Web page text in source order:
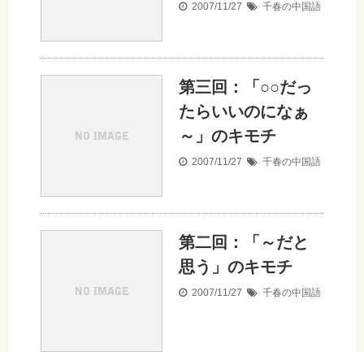
2007/11/27 千春の中国語
第三回：「○○だっ
たらいいのになぁ
～」のキモチ
2007/11/27 千春の中国語
第二回：「～だと
思う」のキモチ
2007/11/27 千春の中国語